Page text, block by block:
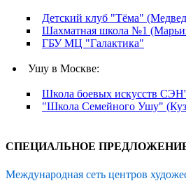
Детский клуб "Тёма"
Шахматная школа №1
ГБУ МЦ "Галактика"
Ушу в Москве:
Школа боевых искусств
"Школа Семейного Ушу"
СПЕЦИАЛЬНОЕ
Международная сеть центров